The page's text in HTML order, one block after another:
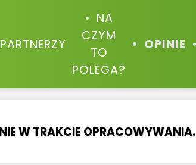
PARTNERZY
NA
CZYM
TO
POLEGA?
OPINIE
W TRAKCIE OPRACOWYWANIA.